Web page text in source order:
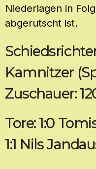
Niederlagen in
abgerutscht ist.
Kamnitzer
Zuschauer:
Tore: 1:0
1:1 Nils